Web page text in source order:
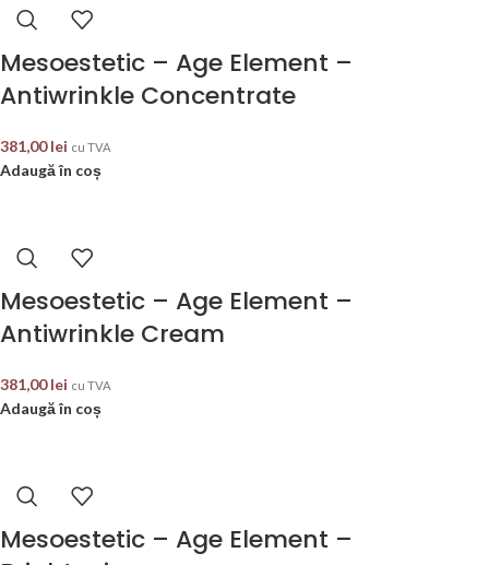
Mesoestetic – Age Element –
Antiwrinkle Concentrate
381,00lei cu TVA
Adaugă în coș
Mesoestetic – Age Element –
Antiwrinkle Cream
381,00lei cu TVA
Adaugă în coș
Mesoestetic – Age Element –